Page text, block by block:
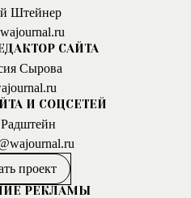
Штейнер
САЙТА
Сырова
И СОЦСЕТЕЙ
проект
РЕКЛАМЫ